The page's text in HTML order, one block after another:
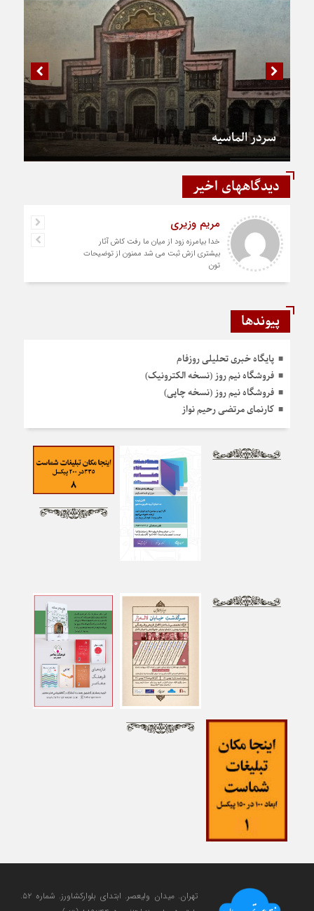
سردر الماسیه
دیدگاههای اخیر
مریم وزیری
خدا بیامرزه زود از میان ما رفت کاش آثار
بیشتری ازش ثبت می شد ممنون از توضیحات
تون
پیوندها
پایگاه خبری تحلیلی روزفام
فروشگاه نیم روز (نسخه الکترونیک)
فروشگاه نیم روز (نسخه چاپی)
کارنمای مرتضی رحیم نواز
تهران. میدان ولی‎عصر. ابتدای بلوارکشاورز. شماره ۵۲.